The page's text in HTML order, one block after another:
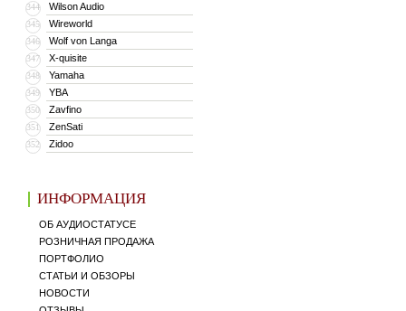
344 Wilson Audio
345 Wireworld
346 Wolf von Langa
347 X-quisite
348 Yamaha
349 YBA
350 Zavfino
351 ZenSati
352 Zidoo
ИНФОРМАЦИЯ
ОБ АУДИОСТАТУСЕ
РОЗНИЧНАЯ ПРОДАЖА
ПОРТФОЛИО
СТАТЬИ И ОБЗОРЫ
НОВОСТИ